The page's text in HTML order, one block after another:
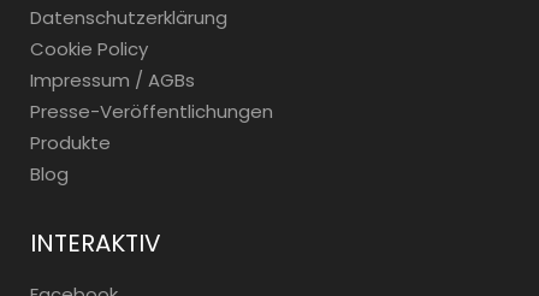
Datenschutzerklärung
Cookie Policy
Impressum / AGBs
Presse-Veröffentlichungen
Produkte
Blog
INTERAKTIV